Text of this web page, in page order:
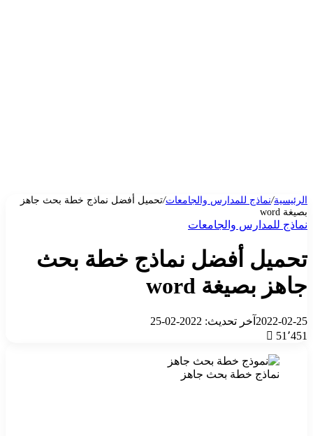
الرئيسية/نماذج للمدارس والجامعات/تحميل أفضل نماذج خطة بحث جاهز
بصيغة word
نماذج للمدارس والجامعات
تحميل أفضل نماذج خطة بحث
جاهز بصيغة word
2022-02-25 آخر تحديث: 2022-02-25
51٬451
نماذج خطة بحث جاهز